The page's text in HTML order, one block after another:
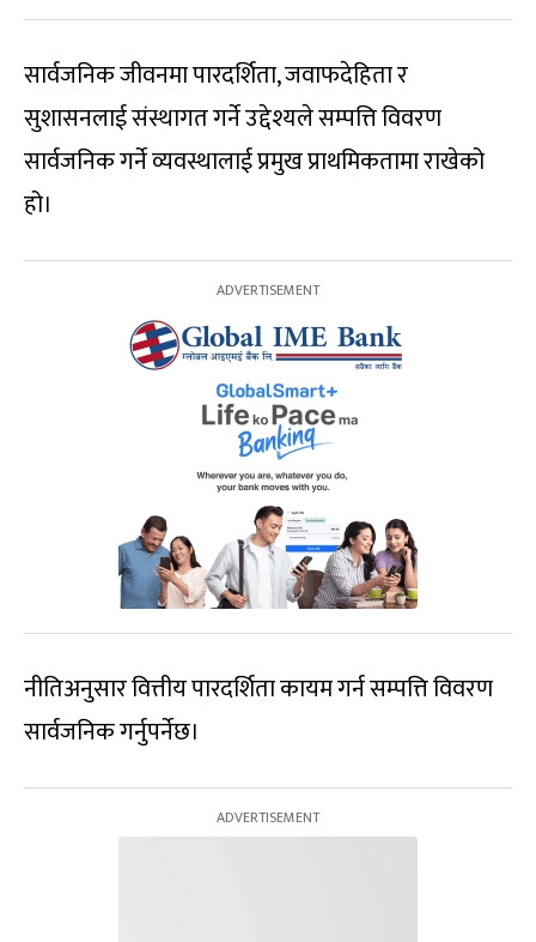
सार्वजनिक जीवनमा पारदर्शिता, जवाफदेहिता र
सुशासनलाई संस्थागत गर्ने उद्देश्यले सम्पत्ति विवरण
सार्वजनिक गर्ने व्यवस्थालाई प्रमुख प्राथमिकतामा राखेको
हो।
नीतिअनुसार वित्तीय पारदर्शिता कायम गर्न सम्पत्ति विवरण
सार्वजनिक गर्नुपर्नेछ।